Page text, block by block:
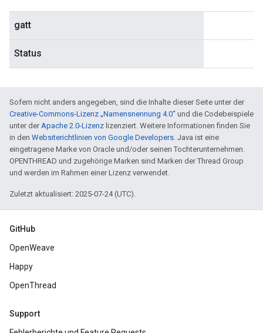
gatt
Status
Sofern nicht anders angegeben, sind die Inhalte dieser Seite unter der
Creative-Commons-Lizenz „Namensnennung 4.0“ und die Codebeispiele
unter derApache 2.0-Lizenz lizenziert. Weitere Informationen finden Sie
in den Websiterichtlinien von Google Developers. Java ist eine
eingetragene Marke von Oracle und/oder seinen Tochterunternehmen.
OPENTHREAD und zugehörige Marken sind Marken der Thread Group
und werden im Rahmen einer Lizenz verwendet.
Zuletzt aktualisiert: 2025-07-24 (UTC).
GitHub
OpenWeave
Happy
OpenThread
Support